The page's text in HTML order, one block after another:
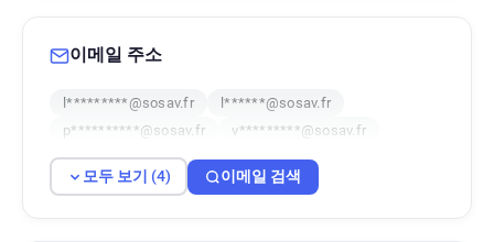
이메일 주소
l*********@sosav.fr
l******@sosav.fr
p**********@sosav.fr
v*********@sosav.fr
모두 보기 (4) 이메일 검색